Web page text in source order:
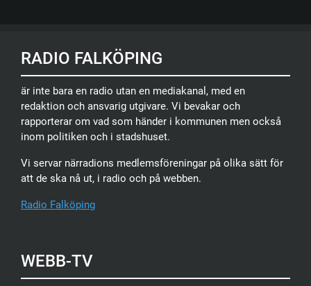
RADIO FALKÖPING
är inte bara en radio utan en mediakanal, med en
redaktion och ansvarig utgivare. Vi bevakar och
rapporterar om vad som händer i kommunen men också
inom politiken och i stadshuset.
Vi servar närradions medlemsföreningar på olika sätt för
att de ska nå ut, i radio och på webben.
Radio Falköping
WEBB-TV